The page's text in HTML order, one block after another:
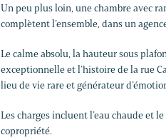
Un peu plus loin, une chambre avec
complètent l’ensemble, dans un
Le calme absolu, la hauteur sous
exceptionnelle et l’histoire de la rue
lieu de vie rare et générateur
Les charges incluent l’eau chaude et
copropriété.